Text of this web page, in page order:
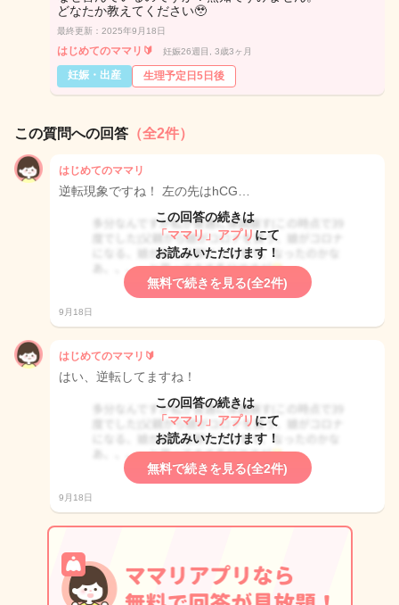
どなたか教えてください🥹
最終更新：2025年9月18日
はじめてのママリ🔰 妊娠26週目, 3歳3ヶ月
妊娠・出産 生理予定日5日後
この質問への回答 （全2件）
はじめてのママリ
逆転現象ですね！ 左の先はhCG…
この回答の続きは
「ママリ」アプリ にて
お読みいただけます！
無料で続きを見る(全2件)
9月18日
はじめてのママリ🔰
はい、逆転してますね！
この回答の続きは
「ママリ」アプリ にて
お読みいただけます！
無料で続きを見る(全2件)
9月18日